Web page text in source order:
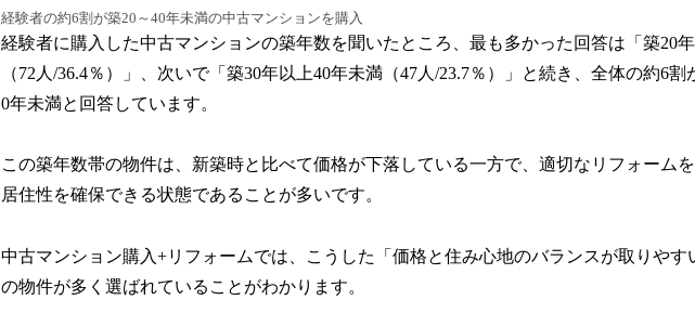
経験者の約6割が築20～40年未満の中古マンションを購入
経験者に購入した中古マンションの築年数を聞いたところ、最も多かった回答は「築20
（72人/36.4％）」、次いで「築30年以上40年未満（47人/23.7％）」と続き、全体の約6割
0年未満と回答しています。
この築年数帯の物件は、新築時と比べて価格が下落している一方で、適切なリフォーム
居住性を確保できる状態であることが多いです。
中古マンション購入+リフォームでは、こうした「価格と住み心地のバランスが取りやす
の物件が多く選ばれていることがわかります。